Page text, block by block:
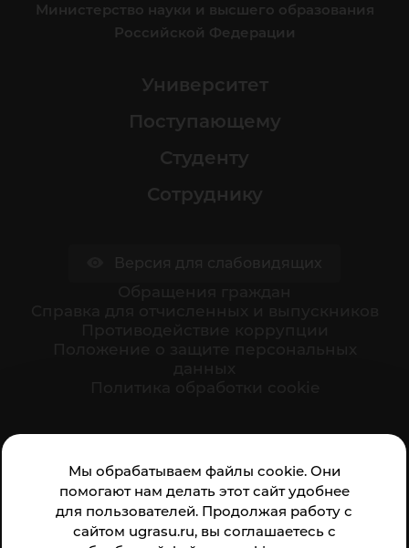
Мы обрабатываем файлы cookie. Они
помогают нам делать этот сайт удобнее
для пользователей. Продолжая работу с
сайтом ugrasu.ru, вы соглашаетесь с
Министерство науки и высшего образования
Российской Федерации
Университет
Поступающему
Студенту
Сотруднику
организации: